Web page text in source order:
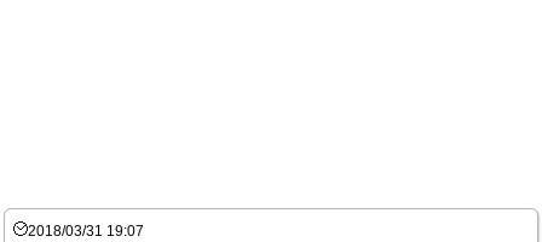
2018/03/31 19:07